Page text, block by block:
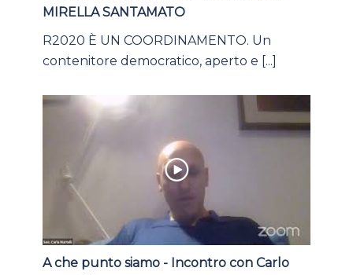
MIRELLA SANTAMATO
R2020 È UN COORDINAMENTO. Un
contenitore democratico, aperto e [...]
A che punto siamo - Incontro con Carlo